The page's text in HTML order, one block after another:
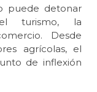
puede detonar
turismo, la
Desde
agrícolas, el
de inflexión